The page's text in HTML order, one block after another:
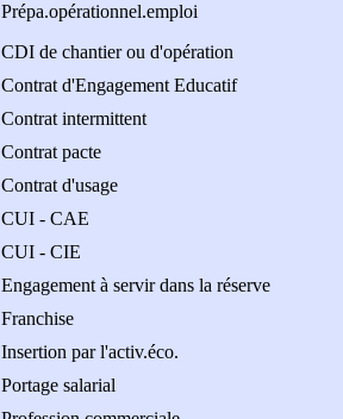
Prépa.opérationnel.emploi
CDI de chantier ou d'opération
Contrat d'Engagement Educatif
Contrat intermittent
Contrat pacte
Contrat d'usage
CUI - CAE
CUI - CIE
Engagement à servir dans la réserve
Franchise
Insertion par l'activ.éco.
Portage salarial